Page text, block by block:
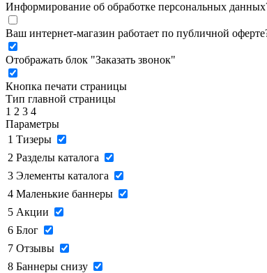
Информирование об обработке персональных данных
Ваш интернет-магазин работает по публичной
Отображать блок "Заказать звонок"
Кнопка печати страницы
Тип главной страницы
1 2 3 4
Параметры
1 Тизеры
2 Разделы каталога
3 Элементы каталога
4 Маленькие баннеры
5 Акции
6 Блог
7 Отзывы
8 Баннеры снизу